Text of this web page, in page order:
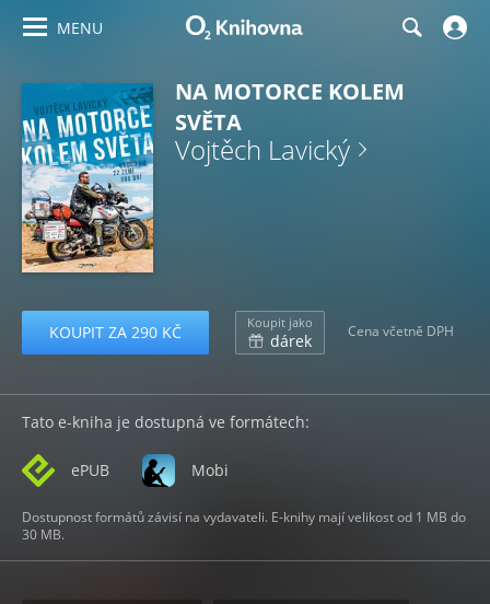
MENU
NA MOTORCE KOLEM
SVĚTA
Vojtěch Lavický
KOUPIT ZA 290 KČ Koupit jako
dárek Cena včetně DPH
Tato e-kniha je dostupná ve formátech:
ePUB Mobi
Dostupnost formátů závisí na vydavateli. E-knihy mají velikost od 1 MB do
30 MB.